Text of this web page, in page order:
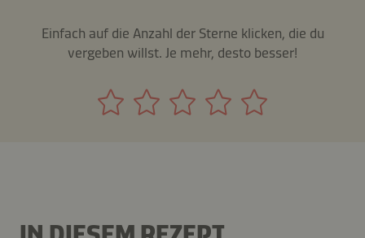
Einfach auf die Anzahl der Sterne klicken, die du
vergeben willst. Je mehr, desto besser!